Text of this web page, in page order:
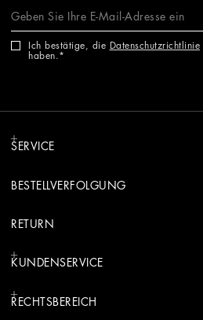
Ich bestätige, die Datenschutzrichtlinie
haben.
SERVICE
BESTELLVERFOLGUNG
RETURN
KUNDENSERVICE
RECHTSBEREICH